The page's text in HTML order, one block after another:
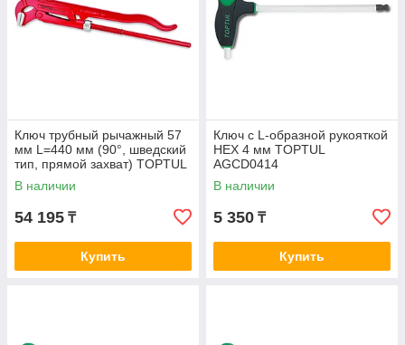
Ключ трубный рычажный 57
мм L=440 мм (90°, шведский
тип, прямой захват) TOPTUL
DDAF1A48
В наличии
54 195 ₸
Купить
Ключ с L-образной рукояткой
HEX 4 мм TOPTUL
AGCD0414
В наличии
5 350 ₸
Купить